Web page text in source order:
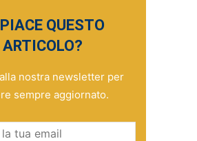
QUESTO
ARTICOLO?
nostra newsletter per
sempre aggiornato.